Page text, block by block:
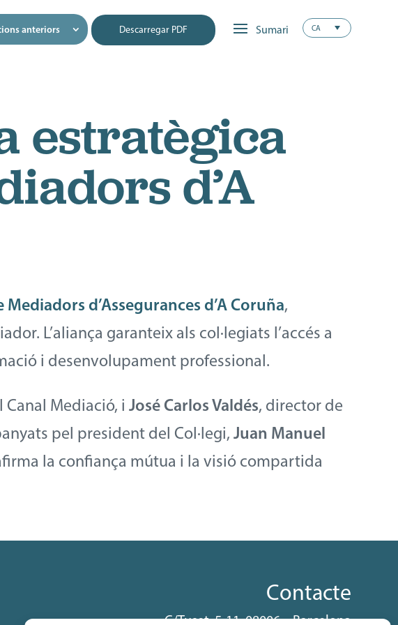
anteriors Descarregar PDF CA
estratègica
d’A
Mediadors d’Assegurances d’A Coruña,
L’aliança garanteix als col·legiats l’accés a
i desenvolupament professional.
Canal Mediació, iJosé Carlos Valdés, director de
pel president del Col·legi,Juan Manuel
la confiança mútua i la visió compartida
Contacte
C/Tuset. 5-11, 08006 – Barcelona